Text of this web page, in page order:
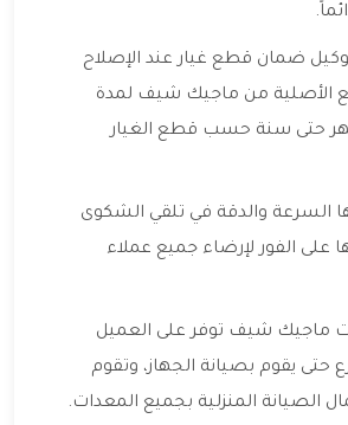
ضمان قطع غيار عند الإصلاح
الأصلية من ماجيك شيف لمدة
من 6 أشهر حتى سنة حسب قطع الغيار
السرعة والدقة في تلقي الشكوى
على الفور لإرضاء جميع عملاء
ماجيك شيف توفر على العميل
حتى يقوم بصيانة الجهاز، وتقوم
الصيانة المنزلية بجميع المعدات.